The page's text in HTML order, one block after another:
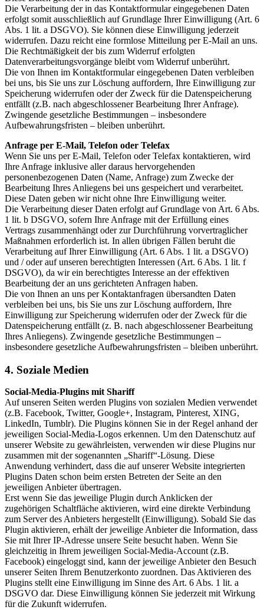
Die Verarbeitung der in das Kontaktformular eingegebenen Daten
erfolgt somit ausschließlich auf Grundlage Ihrer Einwilligung (Art. 6
Abs. 1 lit. a DSGVO). Sie können diese Einwilligung jederzeit
widerrufen. Dazu reicht eine formlose Mitteilung per E-Mail an uns.
Die Rechtmäßigkeit der bis zum Widerruf erfolgten
Datenverarbeitungsvorgänge bleibt vom Widerruf unberührt.
Die von Ihnen im Kontaktformular eingegebenen Daten verbleiben
bei uns, bis Sie uns zur Löschung auffordern, Ihre Einwilligung zur
Speicherung widerrufen oder der Zweck für die Datenspeicherung
entfällt (z.B. nach abgeschlossener Bearbeitung Ihrer Anfrage).
Zwingende gesetzliche Bestimmungen – insbesondere
Aufbewahrungsfristen – bleiben unberührt.
Anfrage per E-Mail, Telefon oder Telefax
Wenn Sie uns per E-Mail, Telefon oder Telefax kontaktieren, wird
Ihre Anfrage inklusive aller daraus hervorgehenden
personenbezogenen Daten (Name, Anfrage) zum Zwecke der
Bearbeitung Ihres Anliegens bei uns gespeichert und verarbeitet.
Diese Daten geben wir nicht ohne Ihre Einwilligung weiter.
Die Verarbeitung dieser Daten erfolgt auf Grundlage von Art. 6 Abs.
1 lit. b DSGVO, sofern Ihre Anfrage mit der Erfüllung eines
Vertrags zusammenhängt oder zur Durchführung vorvertraglicher
Maßnahmen erforderlich ist. In allen übrigen Fällen beruht die
Verarbeitung auf Ihrer Einwilligung (Art. 6 Abs. 1 lit. a DSGVO)
und / oder auf unseren berechtigten Interessen (Art. 6 Abs. 1 lit. f
DSGVO), da wir ein berechtigtes Interesse an der effektiven
Bearbeitung der an uns gerichteten Anfragen haben.
Die von Ihnen an uns per Kontaktanfragen übersandten Daten
verbleiben bei uns, bis Sie uns zur Löschung auffordern, Ihre
Einwilligung zur Speicherung widerrufen oder der Zweck für die
Datenspeicherung entfällt (z. B. nach abgeschlossener Bearbeitung
Ihres Anliegens). Zwingende gesetzliche Bestimmungen –
insbesondere gesetzliche Aufbewahrungsfristen – bleiben unberührt.
4. Soziale Medien
Social-Media-Plugins mit Shariff
Auf unseren Seiten werden Plugins von sozialen Medien verwendet
(z.B. Facebook, Twitter, Google+, Instagram, Pinterest, XING,
LinkedIn, Tumblr). Die Plugins können Sie in der Regel anhand der
jeweiligen Social-Media-Logos erkennen. Um den Datenschutz auf
unserer Website zu gewährleisten, verwenden wir diese Plugins nur
zusammen mit der sogenannten „Shariff“-Lösung. Diese
Anwendung verhindert, dass die auf unserer Website integrierten
Plugins Daten schon beim ersten Betreten der Seite an den
jeweiligen Anbieter übertragen.
Erst wenn Sie das jeweilige Plugin durch Anklicken der
zugehörigen Schaltfläche aktivieren, wird eine direkte Verbindung
zum Server des Anbieters hergestellt (Einwilligung). Sobald Sie das
Plugin aktivieren, erhält der jeweilige Anbieter die Information, dass
Sie mit Ihrer IP-Adresse unsere Seite besucht haben. Wenn Sie
gleichzeitig in Ihrem jeweiligen Social-Media-Account (z.B.
Facebook) eingeloggt sind, kann der jeweilige Anbieter den Besuch
unserer Seiten Ihrem Benutzerkonto zuordnen. Das Aktivieren des
Plugins stellt eine Einwilligung im Sinne des Art. 6 Abs. 1 lit. a
DSGVO dar. Diese Einwilligung können Sie jederzeit mit Wirkung
für die Zukunft widerrufen.